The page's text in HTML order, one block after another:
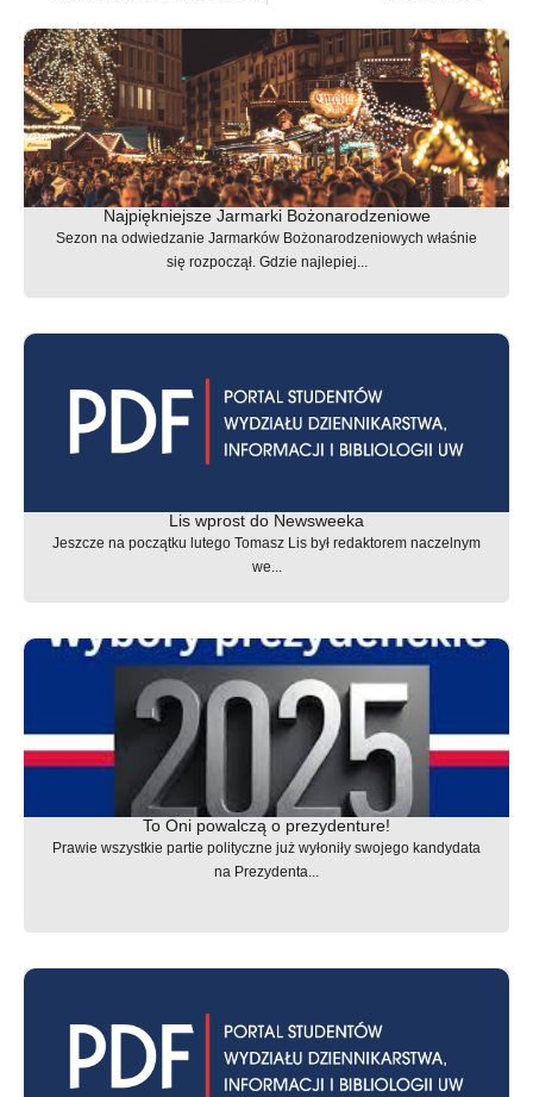
Najpiękniejsze Jarmarki Bożonarodzeniowe
Sezon na odwiedzanie Jarmarków Bożonarodzeniowych właśnie
się rozpoczął. Gdzie najlepiej...
Lis wprost do Newsweeka
Jeszcze na początku lutego Tomasz Lis był redaktorem naczelnym
we...
To Oni powalczą o prezydenture!
Prawie wszystkie partie polityczne już wyłoniły swojego kandydata
na Prezydenta...